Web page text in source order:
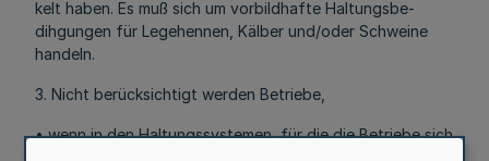
kelt haben. Es muß sich um vorbildhafte Haltungsbe-
dihgungen für Legehennen, Kälber und/oder Schweine
handeln.
3. Nicht berücksichtigt werden Betriebe,
• wenn in den Haltungssystemen, für die die Betriebe sich